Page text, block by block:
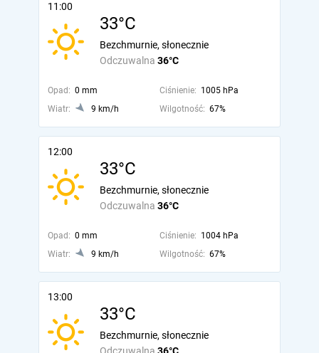
11:00
33°C
Odczuwalna 36°C
Bezchmurnie, słonecznie
Opad: 0 mm Ciśnienie: 1005 hPa
Wiatr:
9 km/h Wilgotność: 67%
12:00
33°C
Odczuwalna 36°C
Bezchmurnie, słonecznie
Opad: 0 mm Ciśnienie: 1004 hPa
Wiatr:
9 km/h Wilgotność: 67%
13:00
33°C
Bezchmurnie, słonecznie